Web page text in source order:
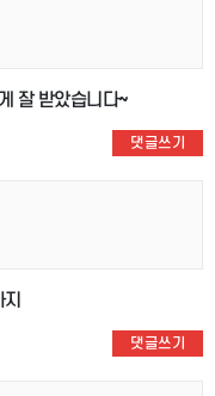
잘 받았습니다~
댓글쓰기
지
댓글쓰기